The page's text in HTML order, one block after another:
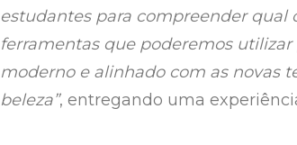
estudantes para compreender qual
ferramentas que poderemos
moderno e alinhado com as novas
beleza”, entregando uma